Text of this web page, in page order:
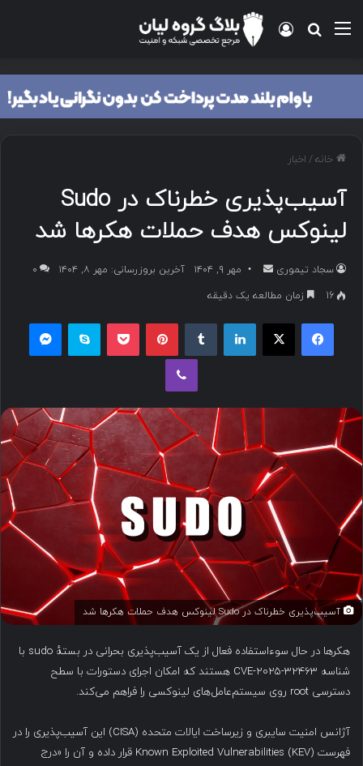
منو جستجو برای
ورود
خانه/ اخبار
آسیب‌پذیری خطرناک در Sudo
لینوکس هدف حملات هکرها شد
سجاد تیموری
ا
ا
م
ل
مهر ۹, ۱۴۰۴ آخرین بروزرسانی: مهر ۸, ۱۴۰۴
۰
16
زمان مطالعه یک دقیقه
فیسبوک ایکس لینکداین پینتریست پاکت اسکایپ
وایبر
آسیب‌پذیری خطرناک در Sudo لینوکس هدف حملات هکرها شد
هکرها در حال سوءاستفاده فعال از یک آسیب‌پذیری بحرانی در بستهٔ sudo با
شناسه CVE-2025-32463 هستند که امکان اجرای دستورات با سطح
دسترسی root روی سیستم‌عامل‌های لینوکسی را فراهم می‌کند.
آژانس امنیت سایبری و زیرساخت ایالات متحده (CISA) این آسیب‌پذیری را در
فهرست Known Exploited Vulnerabilities (KEV) قرار داده و آن را «درج